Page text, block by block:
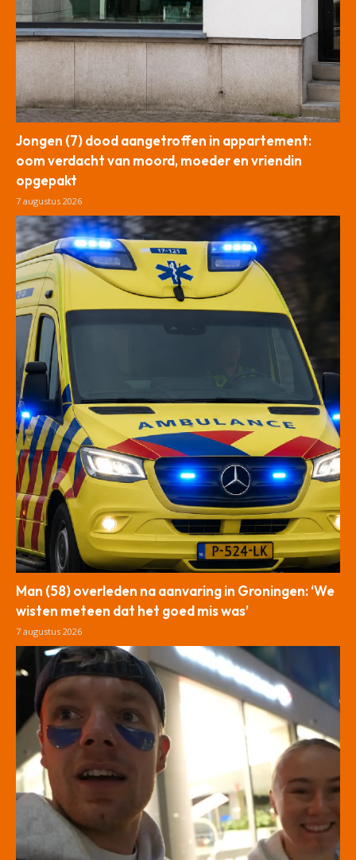
Jongen (7) dood aangetroffen in appartement:
oom verdacht van moord, moeder en vriendin
opgepakt
7 augustus 2026
Man (58) overleden na aanvaring in Groningen: ‘We
wisten meteen dat het goed mis was’
7 augustus 2026